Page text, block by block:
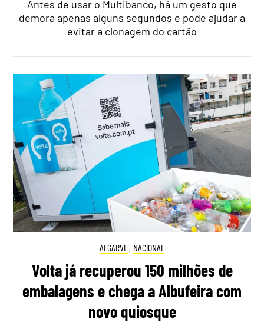
Antes de usar o Multibanco, há um gesto que
demora apenas alguns segundos e pode ajudar a
evitar a clonagem do cartão
ALGARVE, NACIONAL
Volta já recuperou 150 milhões de
embalagens e chega a Albufeira com
novo quiosque